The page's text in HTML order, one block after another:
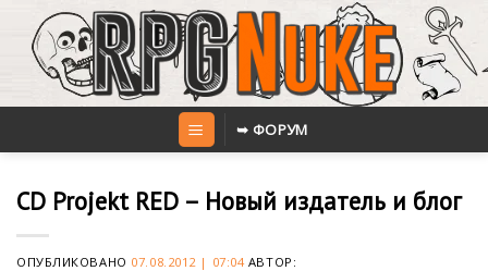
content
➥ ФОРУМ
CD Projekt RED – Новый издатель и блог
ОПУБЛИКОВАНО 07.08.2012 | 07:04АВТОР: